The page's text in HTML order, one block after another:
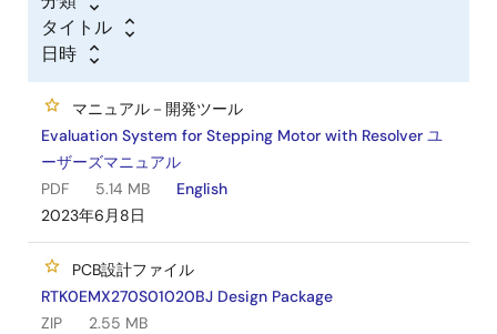
タイトル
日時
マニュアル－開発ツール
Evaluation System for Stepping Motor with Resolver ユ
ーザーズマニュアル
PDF
5.14 MB
English
2023年6月8日
PCB設計ファイル
RTK0EMX270S01020BJ Design Package
ZIP
2.55 MB